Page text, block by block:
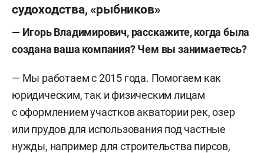
судоходства, «рыбников»
— Игорь Владимирович, расскажите, когда была
создана ваша компания? Чем вы занимаетесь?
— Мы работаем с 2015 года. Помогаем как
юридическим, так и физическим лицам
с оформлением участков акватории рек, озер
или прудов для использования под частные
нужды, например для строительства пирсов,